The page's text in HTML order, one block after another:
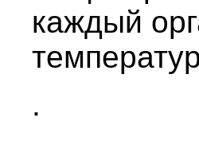
каждый
.